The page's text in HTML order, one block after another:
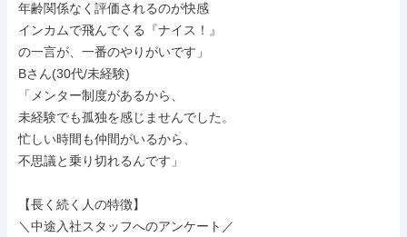
年齢関係なく評価されるのが快感
インカムで飛んでくる『ナイス！』
の一言が、一番のやりがいです」
Bさん(30代/未経験)
「メンター制度があるから、
未経験でも孤独を感じませんでした。
忙しい時間も仲間がいるから、
不思議と乗り切れるんです」
【長く続く人の特徴】
＼中途入社スタッフへのアンケート／